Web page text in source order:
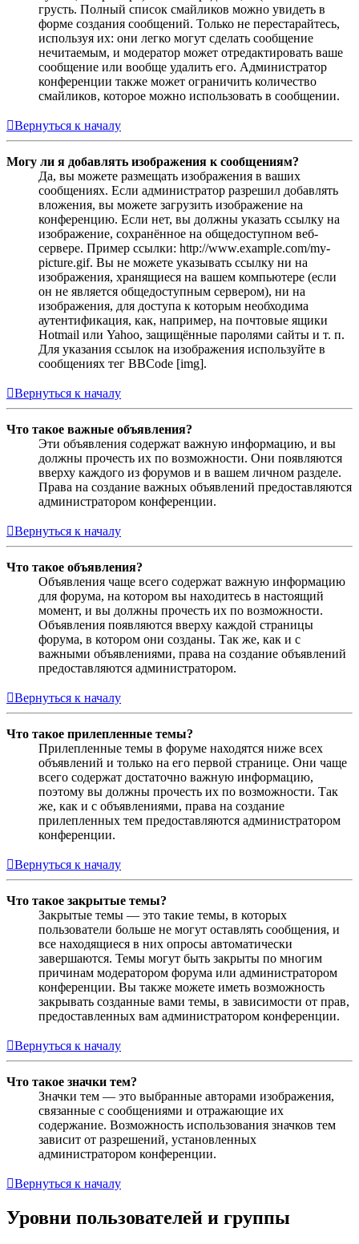
грусть. Полный список смайликов можно увидеть в
форме создания сообщений. Только не перестарайтесь,
используя их: они легко могут сделать сообщение
нечитаемым, и модератор может отредактировать ваше
сообщение или вообще удалить его. Администратор
конференции также может ограничить количество
смайликов, которое можно использовать в сообщении.
Вернуться к началу
Могу ли я добавлять изображения к сообщениям?
Да, вы можете размещать изображения в ваших
сообщениях. Если администратор разрешил добавлять
вложения, вы можете загрузить изображение на
конференцию. Если нет, вы должны указать ссылку на
изображение, сохранённое на общедоступном веб-
сервере. Пример ссылки: http://www.example.com/my-
picture.gif. Вы не можете указывать ссылку ни на
изображения, хранящиеся на вашем компьютере (если
он не является общедоступным сервером), ни на
изображения, для доступа к которым необходима
аутентификация, как, например, на почтовые ящики
Hotmail или Yahoo, защищённые паролями сайты и т. п.
Для указания ссылок на изображения используйте в
сообщениях тег BBCode [img].
Вернуться к началу
Что такое важные объявления?
Эти объявления содержат важную информацию, и вы
должны прочесть их по возможности. Они появляются
вверху каждого из форумов и в вашем личном разделе.
Права на создание важных объявлений предоставляются
администратором конференции.
Вернуться к началу
Что такое объявления?
Объявления чаще всего содержат важную информацию
для форума, на котором вы находитесь в настоящий
момент, и вы должны прочесть их по возможности.
Объявления появляются вверху каждой страницы
форума, в котором они созданы. Так же, как и с
важными объявлениями, права на создание объявлений
предоставляются администратором.
Вернуться к началу
Что такое прилепленные темы?
Прилепленные темы в форуме находятся ниже всех
объявлений и только на его первой странице. Они чаще
всего содержат достаточно важную информацию,
поэтому вы должны прочесть их по возможности. Так
же, как и с объявлениями, права на создание
прилепленных тем предоставляются администратором
конференции.
Вернуться к началу
Что такое закрытые темы?
Закрытые темы — это такие темы, в которых
пользователи больше не могут оставлять сообщения, и
все находящиеся в них опросы автоматически
завершаются. Темы могут быть закрыты по многим
причинам модератором форума или администратором
конференции. Вы также можете иметь возможность
закрывать созданные вами темы, в зависимости от прав,
предоставленных вам администратором конференции.
Вернуться к началу
Что такое значки тем?
Значки тем — это выбранные авторами изображения,
связанные с сообщениями и отражающие их
содержание. Возможность использования значков тем
зависит от разрешений, установленных
администратором конференции.
Вернуться к началу
Уровни пользователей и группы